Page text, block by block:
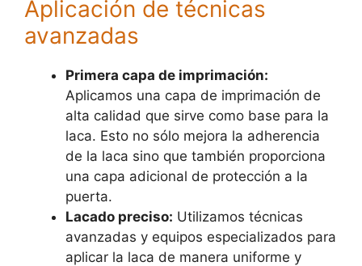
Aplicación de técnicas
avanzadas
Primera capa de imprimación:
Aplicamos una capa de imprimación de
alta calidad que sirve como base para la
laca. Esto no sólo mejora la adherencia
de la laca sino que también proporciona
una capa adicional de protección a la
puerta.
Lacado preciso: Utilizamos técnicas
avanzadas y equipos especializados para
aplicar la laca de manera uniforme y